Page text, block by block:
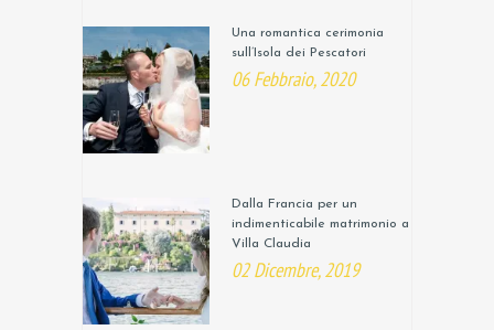
Una romantica cerimonia
sull’Isola dei Pescatori
06 Febbraio, 2020
Dalla Francia per un
indimenticabile matrimonio a
Villa Claudia
02 Dicembre, 2019